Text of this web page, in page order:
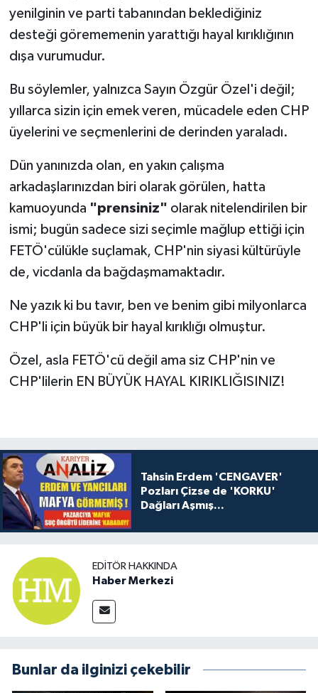
yenilginin ve parti tabanından beklediğiniz
desteği görememenin yarattığı hayal kırıklığının
dışa vurumudur.
Bu söylemler, yalnızca Sayın Özgür Özel'i değil;
yıllarca sizin için emek veren, mücadele eden CHP
üyelerini ve seçmenlerini de derinden yaraladı.
Dün yanınızda olan, en yakın çalışma
arkadaşlarınızdan biri olarak görülen, hatta
kamuoyunda "prensiniz" olarak nitelendirilen bir
ismi; bugün sadece sizi seçimle mağlup ettiği için
FETÖ'cülükle suçlamak, CHP'nin siyasi kültürüyle
de, vicdanla da bağdaşmamaktadır.
Ne yazık ki bu tavır, ben ve benim gibi milyonlarca
CHP'li için büyük bir hayal kırıklığı olmuştur.
Özel, asla FETÖ'cü değil ama siz CHP'nin ve
CHP'lilerin EN BÜYÜK HAYAL KIRIKLIĞISINIZ!
Tahsin Erdem 'CENGAVER'
Pozları Çizse de 'KORKU'
Dağları Aşmış...
EDITÖR HAKKINDA
Haber Merkezi
Bunlar da ilginizi çekebilir